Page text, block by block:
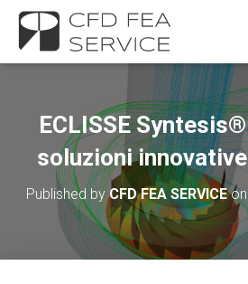
ECLISSE
soluzioni
Published byCFD FEA SERVICE